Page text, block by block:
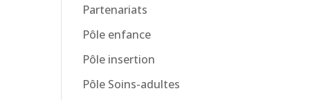
Partenariats
Pôle enfance
Pôle insertion
Pôle Soins-adultes